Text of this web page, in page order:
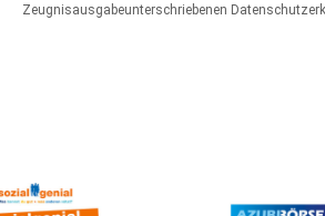
Zeugnisausgabeunterschriebenen